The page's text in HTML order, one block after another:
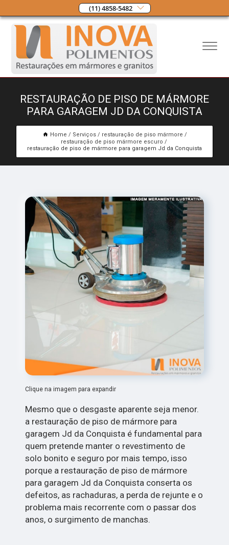
(11) 4858-5482
RESTAURAÇÃO DE PISO DE MÁRMORE
PARA GARAGEM JD DA CONQUISTA
Home Serviços
restauração de piso mármore
restauração de piso mármore escuro
restauração de piso de mármore para garagem Jd da Conquista
Clique na imagem para expandir
Mesmo que o desgaste aparente seja menor.
a restauração de piso de mármore para
garagem Jd da Conquista é fundamental para
quem pretende manter o revestimento de
solo bonito e seguro por mais tempo, isso
porque a restauração de piso de mármore
para garagem Jd da Conquista conserta os
defeitos, as rachaduras, a perda de rejunte e o
problema mais recorrente com o passar dos
anos, o surgimento de manchas.